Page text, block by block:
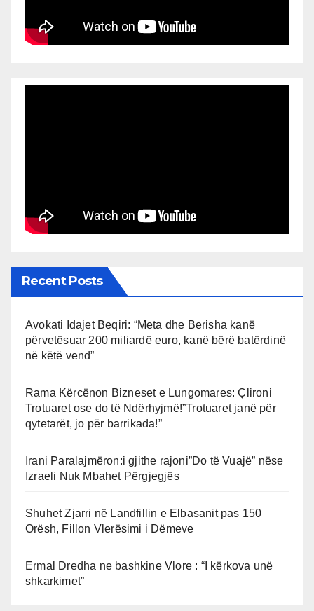
Recent Posts
Avokati Idajet Beqiri: “Meta dhe Berisha kanë
përvetësuar 200 miliardë euro, kanë bërë batërdinë
në këtë vend”
Rama Kërcënon Bizneset e Lungomares: Çlironi
Trotuaret ose do të Ndërhyjmë!”Trotuaret janë për
qytetarët, jo për barrikada!”
Irani Paralajmëron:i gjithe rajoni”Do të Vuajë” nëse
Izraeli Nuk Mbahet Përgjegjës
Shuhet Zjarri në Landfillin e Elbasanit pas 150
Orësh, Fillon Vlerësimi i Dëmeve
Ermal Dredha ne bashkine Vlore : “I kërkova unë
shkarkimet”